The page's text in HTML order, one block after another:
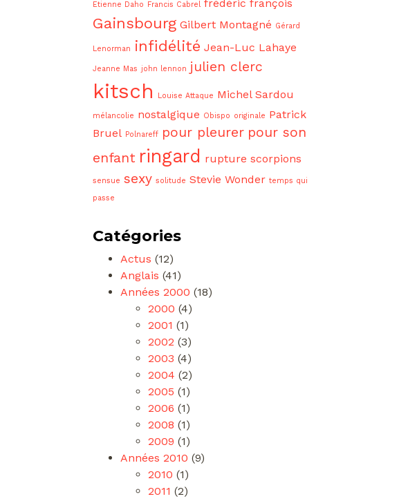
Etienne Daho Francis Cabrel frédéric françois
Gainsbourg Gilbert Montagné Gérard
Lenorman infidélité Jean-Luc Lahaye
Jeanne Mas john lennon julien clerc
kitsch Louise Attaque Michel Sardou
mélancolie nostalgique Obispo originale Patrick
Bruel Polnareff pour pleurer pour son
enfant ringard rupture scorpions
sensue sexy solitude Stevie Wonder temps qui
passe
Catégories
Actus (12)
Anglais (41)
Années 2000 (18)
2000 (4)
2001 (1)
2002 (3)
2003 (4)
2004 (2)
2005 (1)
2006 (1)
2008 (1)
2009 (1)
Années 2010 (9)
2010 (1)
2011 (2)